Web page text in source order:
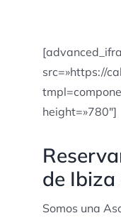
src=»https://
height=»780″]
de
Somos una